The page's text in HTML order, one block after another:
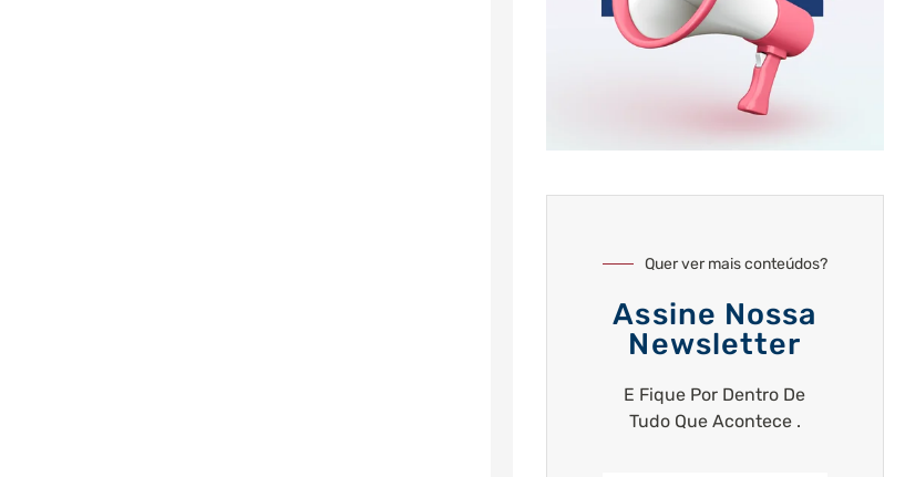
Quer ver mais conteúdos?
Assine Nossa
Newsletter
E Fique Por Dentro De
Tudo Que Acontece .